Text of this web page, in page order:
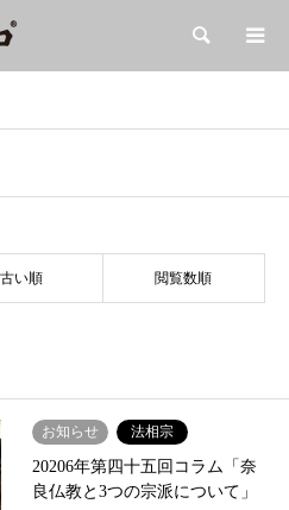
検索
古い順 閲覧数順
お知らせ 法相宗
20206年第四十五回コラム「奈
良仏教と3つの宗派について」